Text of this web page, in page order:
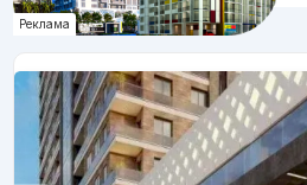
Реклама